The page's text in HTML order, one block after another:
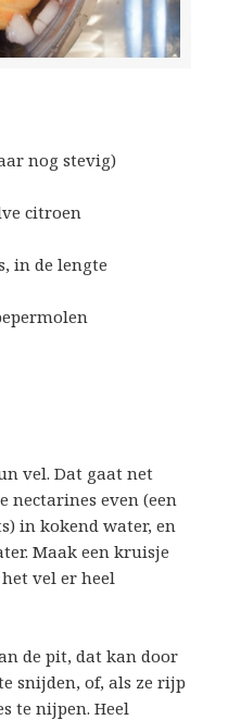
nog stevig)
citroen
in de lengte
vel. Dat gaat net
nectarines even (een
in kokend water, en
Maak een kruisje
vel er heel
de pit, dat kan door
snijden, of, als ze rijp
te nijpen. Heel